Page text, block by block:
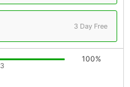
3 Day Free
100%
3